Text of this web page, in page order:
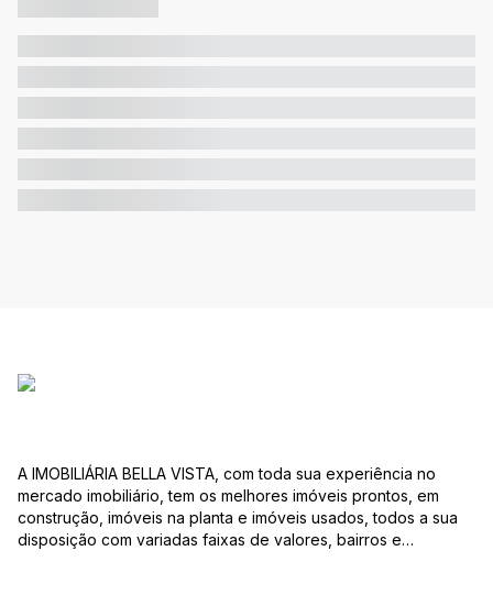
A IMOBILIÁRIA BELLA VISTA, com toda sua experiência no
mercado imobiliário, tem os melhores imóveis prontos, em
construção, imóveis na planta e imóveis usados, todos a sua
disposição com variadas faixas de valores, bairros e